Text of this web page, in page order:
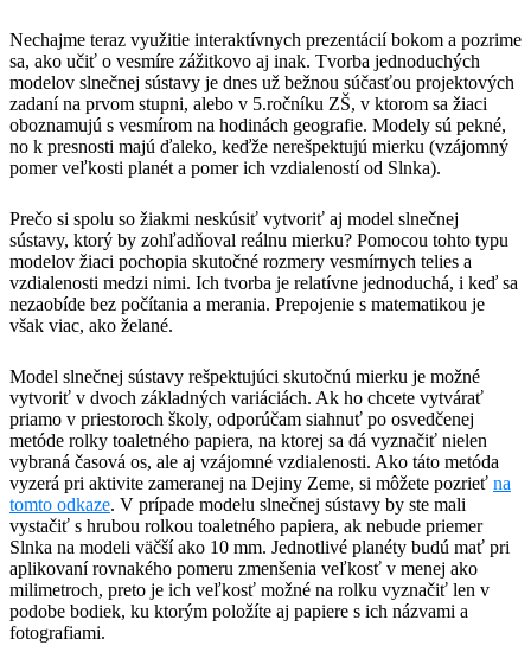
Nechajme teraz využitie interaktívnych prezentácií bokom a pozrime
sa, ako učiť o vesmíre zážitkovo aj inak. Tvorba jednoduchých
modelov slnečnej sústavy je dnes už bežnou súčasťou projektových
zadaní na prvom stupni, alebo v 5.ročníku ZŠ, v ktorom sa žiaci
oboznamujú s vesmírom na hodinách geografie. Modely sú pekné,
no k presnosti majú ďaleko, keďže nerešpektujú mierku (vzájomný
pomer veľkosti planét a pomer ich vzdialeností od Slnka).
Prečo si spolu so žiakmi neskúsiť vytvoriť aj model slnečnej
sústavy, ktorý by zohľadňoval reálnu mierku? Pomocou tohto typu
modelov žiaci pochopia skutočné rozmery vesmírnych telies a
vzdialenosti medzi nimi. Ich tvorba je relatívne jednoduchá, i keď sa
nezaobíde bez počítania a merania. Prepojenie s matematikou je
však viac, ako želané.
Model slnečnej sústavy rešpektujúci skutočnú mierku je možné
vytvoriť v dvoch základných variáciách. Ak ho chcete vytvárať
priamo v priestoroch školy, odporúčam siahnuť po osvedčenej
metóde rolky toaletného papiera, na ktorej sa dá vyznačiť nielen
vybraná časová os, ale aj vzájomné vzdialenosti. Ako táto metóda
vyzerá pri aktivite zameranej na Dejiny Zeme, si môžete pozrieť na
tomto odkaze. V prípade modelu slnečnej sústavy by ste mali
vystačiť s hrubou rolkou toaletného papiera, ak nebude priemer
Slnka na modeli väčší ako 10 mm. Jednotlivé planéty budú mať pri
aplikovaní rovnakého pomeru zmenšenia veľkosť v menej ako
milimetroch, preto je ich veľkosť možné na rolku vyznačiť len v
podobe bodiek, ku ktorým položíte aj papiere s ich názvami a
fotografiami.